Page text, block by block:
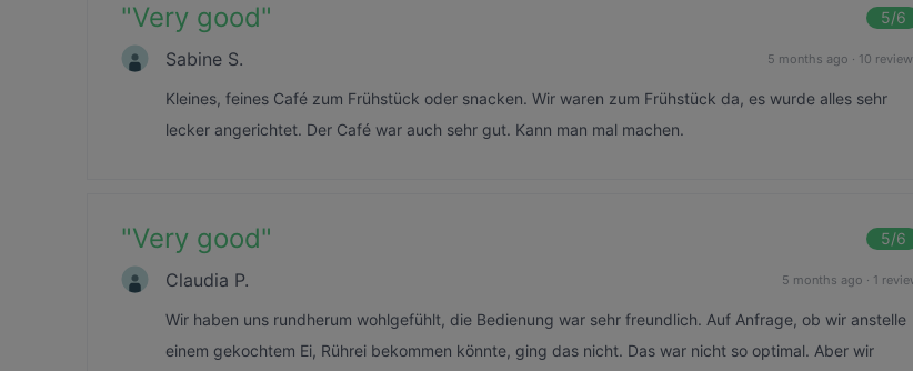
"Very good" 5/6
Sabine S. 5 months ago · 10
Kleines, feines Café zum Frühstück oder snacken. Wir waren zum Frühstück da, es wurde alles sehr
lecker angerichtet. Der Café war auch sehr gut. Kann man mal machen.
"Very good" 5/6
Claudia P. 5 months ago · 1
Wir haben uns rundherum wohlgefühlt, die Bedienung war sehr freundlich. Auf Anfrage, ob wir anstelle
einem gekochtem Ei, Rührei bekommen könnte, ging das nicht. Das war nicht so optimal. Aber wir